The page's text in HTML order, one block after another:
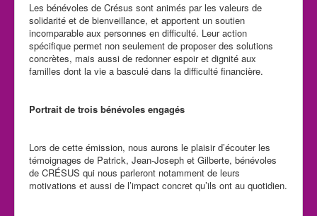
Les bénévoles de Crésus sont animés par les valeurs de
solidarité et de bienveillance, et apportent un soutien
incomparable aux personnes en difficulté. Leur action
spécifique permet non seulement de proposer des solutions
concrètes, mais aussi de redonner espoir et dignité aux
familles dont la vie a basculé dans la difficulté financière.
Portrait de trois bénévoles engagés
Lors de cette émission, nous aurons le plaisir d’écouter les
témoignages de Patrick, Jean-Joseph et Gilberte, bénévoles
de CRÉSUS qui nous parleront notamment de leurs
motivations et aussi de l’impact concret qu’ils ont au quotidien.